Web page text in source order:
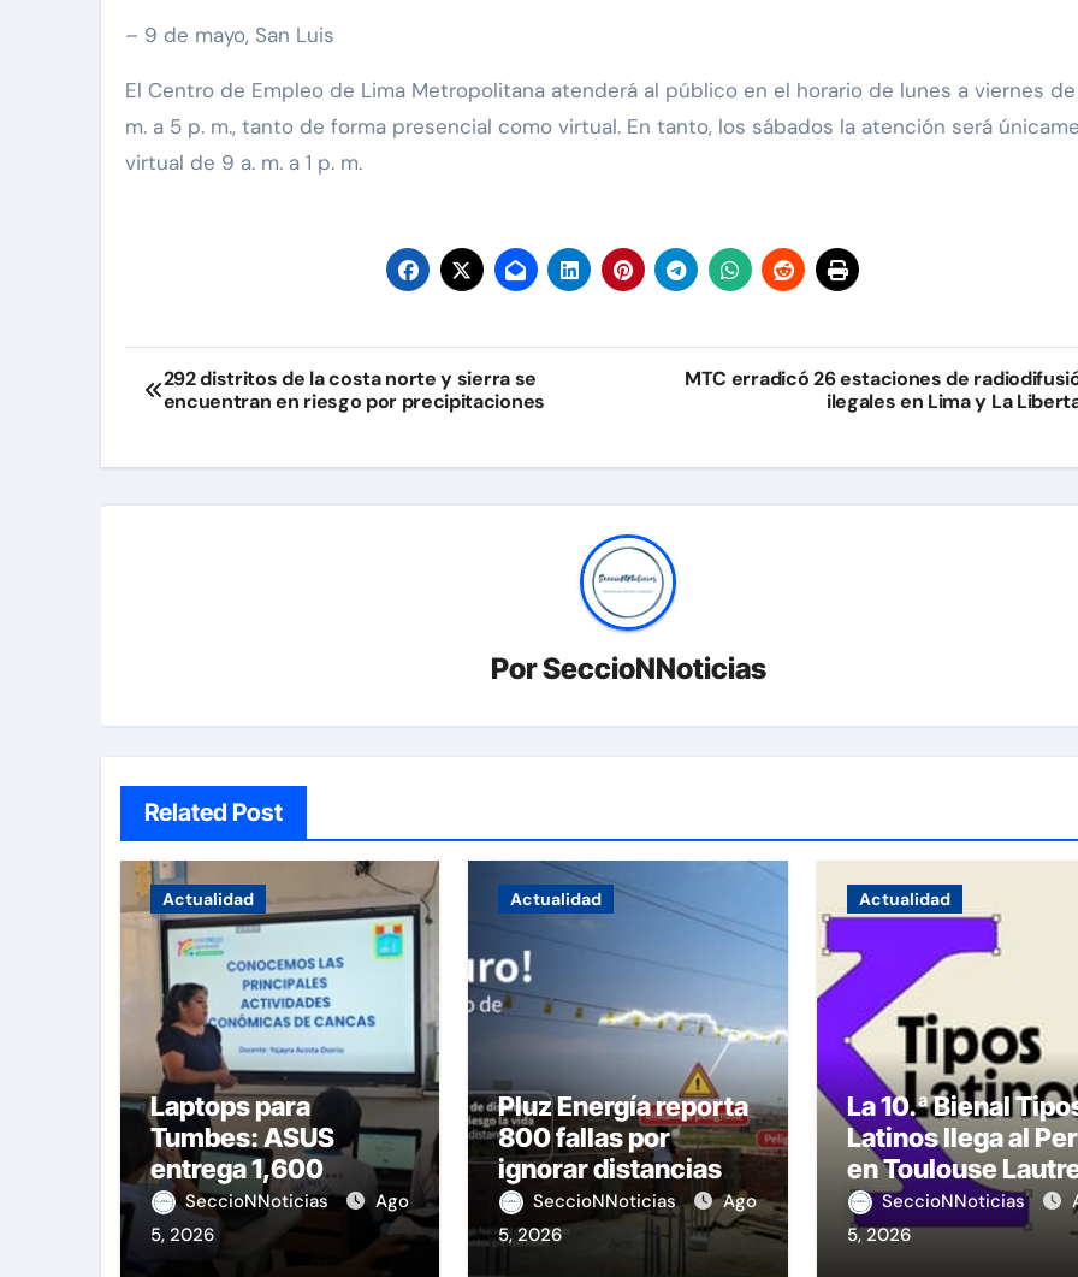
– 9 de mayo, San Luis
El Centro de Empleo de Lima Metropolitana atenderá al público en el horario de lunes a viernes de
m. a 5 p. m., tanto de forma presencial como virtual. En tanto, los sábados la atención será
virtual de 9 a. m. a 1 p. m.
Navegación
de
entradas
292 distritos de la costa norte y sierra se
encuentran en riesgo por precipitaciones
MTC erradicó 26 estaciones de
ilegales en Lima y La
PorSeccioNNoticias
Related Post
Actualidad
Laptops para
Tumbes: ASUS
entrega 1,600
equipos educativos
SeccioNNoticias
Ago
5, 2026
Actualidad
Pluz Energía reporta
800 fallas por
ignorar distancias
de seguridad
SeccioNNoticias
Ago
5, 2026
Actualidad
La 10.ª Bienal
Latinos llega al
en Toulouse
SeccioNNoticias
5, 2026